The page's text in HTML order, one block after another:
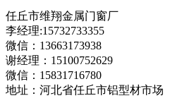
任丘市维翔金属门窗厂
李经理:15732733355
微信：13663173938
谢经理：15100752629
微信：15831716780
地址：河北省任丘市铝型材市场